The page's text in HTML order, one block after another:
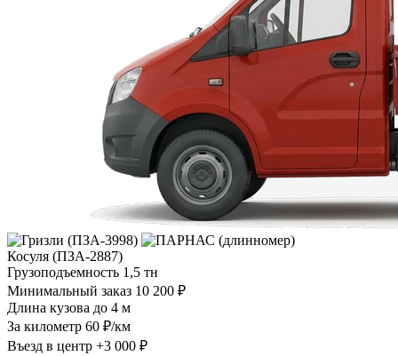
Косуля (ПЗА-2887)
Грузоподъемность 1,5 тн
Минимальный заказ 10 200 ₽
Длина кузова до 4 м
За километр 60 ₽/км
Въезд в центр +3 000 ₽